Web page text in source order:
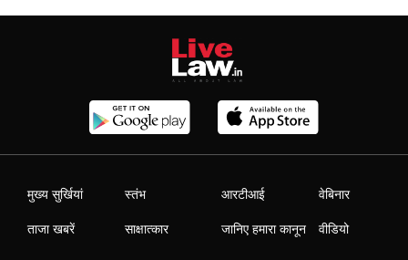
मुख्य सुर्खियां
ताजा खबरें
स्तंभ
साक्षात्कार
आरटीआई
जानिए हमारा कानून
वेबिनार
वीडियो